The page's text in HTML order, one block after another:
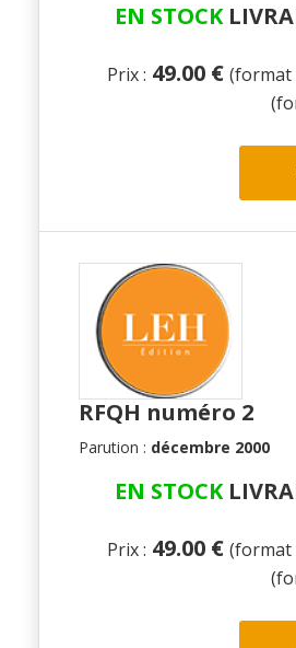
EN STOCK
Prix : 49.00 € (format
RFQH numéro 2
Parution : décembre 2000
EN STOCK
Prix : 49.00 € (format